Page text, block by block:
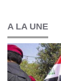
A LA UNE